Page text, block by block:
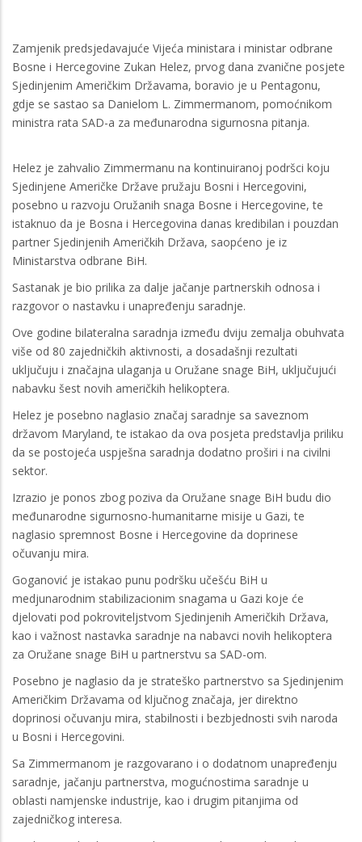
Zamjenik predsjedavajuće Vijeća ministara i ministar odbrane
Bosne i Hercegovine Zukan Helez, prvog dana zvanične posjete
Sjedinjenim Američkim Državama, boravio je u Pentagonu,
gdje se sastao sa Danielom L. Zimmermanom, pomoćnikom
ministra rata SAD-a za međunarodna sigurnosna pitanja.
Helez je zahvalio Zimmermanu na kontinuiranoj podršci koju
Sjedinjene Američke Države pružaju Bosni i Hercegovini,
posebno u razvoju Oružanih snaga Bosne i Hercegovine, te
istaknuo da je Bosna i Hercegovina danas kredibilan i pouzdan
partner Sjedinjenih Američkih Država, saopćeno je iz
Ministarstva odbrane BiH.
Sastanak je bio prilika za dalje jačanje partnerskih odnosa i
razgovor o nastavku i unapređenju saradnje.
Ove godine bilateralna saradnja između dviju zemalja obuhvata
više od 80 zajedničkih aktivnosti, a dosadašnji rezultati
uključuju i značajna ulaganja u Oružane snage BiH, uključujući
nabavku šest novih američkih helikoptera.
Helez je posebno naglasio značaj saradnje sa saveznom
državom Maryland, te istakao da ova posjeta predstavlja priliku
da se postojeća uspješna saradnja dodatno proširi i na civilni
sektor.
Izrazio je ponos zbog poziva da Oružane snage BiH budu dio
međunarodne sigurnosno-humanitarne misije u Gazi, te
naglasio spremnost Bosne i Hercegovine da doprinese
očuvanju mira.
Goganović je istakao punu podršku učešću BiH u
medjunarodnim stabilizacionim snagama u Gazi koje će
djelovati pod pokroviteljstvom Sjedinjenih Američkih Država,
kao i važnost nastavka saradnje na nabavci novih helikoptera
za Oružane snage BiH u partnerstvu sa SAD-om.
Posebno je naglasio da je strateško partnerstvo sa Sjedinjenim
Američkim Državama od ključnog značaja, jer direktno
doprinosi očuvanju mira, stabilnosti i bezbjednosti svih naroda
u Bosni i Hercegovini.
Sa Zimmermanom je razgovarano i o dodatnom unapređenju
saradnje, jačanju partnerstva, mogućnostima saradnje u
oblasti namjenske industrije, kao i drugim pitanjima od
zajedničkog interesa.